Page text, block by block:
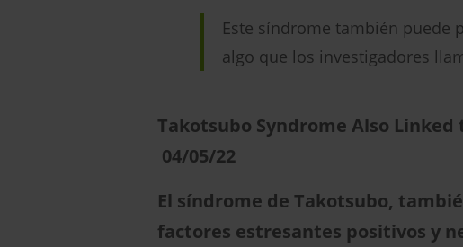
Este síndrome también puede
algo que los investigadores
Takotsubo Syndrome Also Linked
04/05/22
El síndrome de Takotsubo,
factores estresantes positivos y